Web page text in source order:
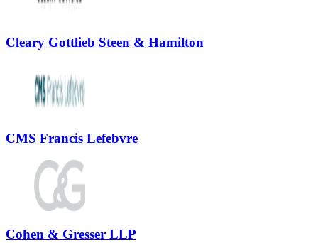
Cleary Gottlieb Steen & Hamilton
CMS Francis Lefebvre
Cohen & Gresser LLP